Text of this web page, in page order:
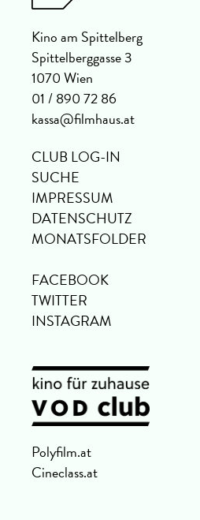
Kino am Spittelberg
Spittelberggasse 3
1070 Wien
01 / 890 72 86
kassa@filmhaus.at
CLUB LOG-IN
SUCHE
IMPRESSUM
DATENSCHUTZ
MONATSFOLDER
FACEBOOK
TWITTER
INSTAGRAM
Polyfilm.at
Cineclass.at